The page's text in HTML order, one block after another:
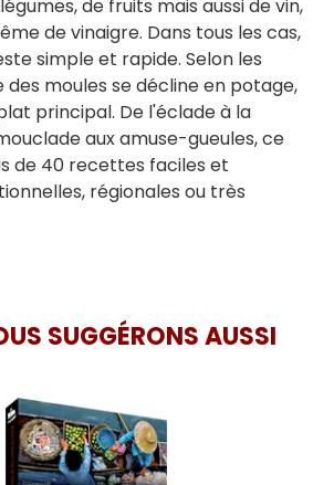
de fruits mais aussi de vin,
de vinaigre. Dans tous les cas,
simple et rapide. Selon les
des moules se décline en potage,
principal. De l'éclade à la
aux amuse-gueules, ce
de 40 recettes faciles et
régionales ou très
SUGGÉRONS AUSSI